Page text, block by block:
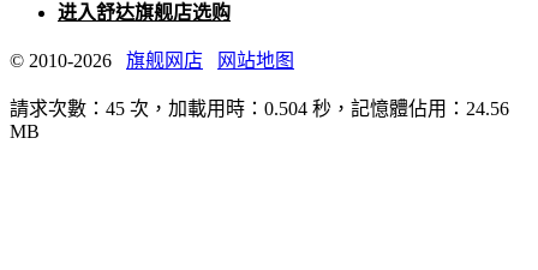
进入舒达旗舰店选购
© 2010-2026 旗舰网店 网站地图
請求次數：45 次，加載用時：0.504 秒，記憶體佔用：24.56
MB